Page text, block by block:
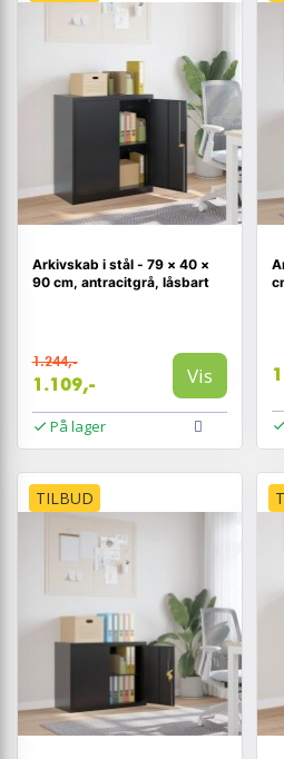
Arkivskab i stål - 79 × 40 ×
90 cm, antracitgrå, låsbart
1.244,-
1.109,- Vis
På lager
TILBUD